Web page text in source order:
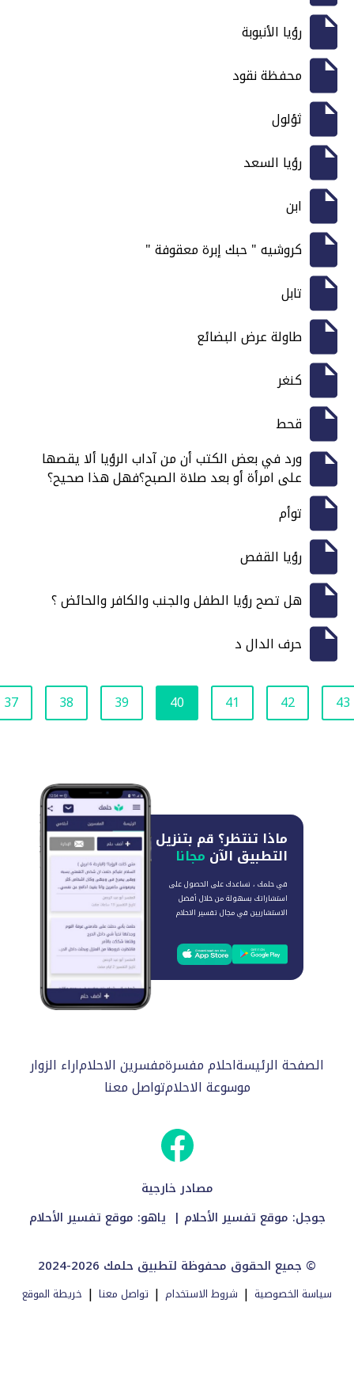
رؤيا الأنبوبة
محفظة نقود
ثؤلول
رؤيا السعد
ابن
كروشيه " حبك إبرة معقوفة "
تابل
طاولة عرض البضائع
كنغر
قحط
ورد في بعض الكتب أن من آداب الرؤيا ألا يقصها
على امرأة أو بعد صلاة الصبح؟فهل هذا صحيح؟
توأم
رؤيا القفص
هل تصح رؤيا الطفل والجنب والكافر والحائض ؟
حرف الدال د
37 38 39 40 41 42 43
ماذا تنتظر؟ قم بتنزيل
التطبيق الآن مجانا
في حلمك ، نساعدك على الحصول على
استشاراتك بسهولة من خلال أفضل
الاستشاريين في مجال تفسير الاحلام
الصفحة الرئيسةاحلام مفسرةمفسرين الاحلاماراء الزوار
موسوعة الاحلامتواصل معنا
مصادر خارجية
جوجل: موقع تفسير الأحلام | ياهو: موقع تفسير الأحلام
2024-2026 جميع الحقوق محفوظة لتطبيق حلمك ©
سياسة الخصوصية | شروط الاستخدام | تواصل معنا | خريطة الموقع